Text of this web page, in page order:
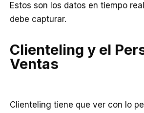
Estos son los datos en tiempo
debe capturar.
Clienteling y el
Ventas
Clienteling tiene que ver con lo